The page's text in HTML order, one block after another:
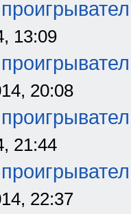
13:09
20:08
21:44
22:37